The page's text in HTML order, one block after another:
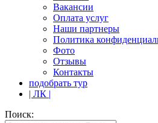
Вакансии
Оплата услуг
Наши партнеры
Политика
Фото
Отзывы
Контакты
подобрать тур
| ЛК |
Поиск: